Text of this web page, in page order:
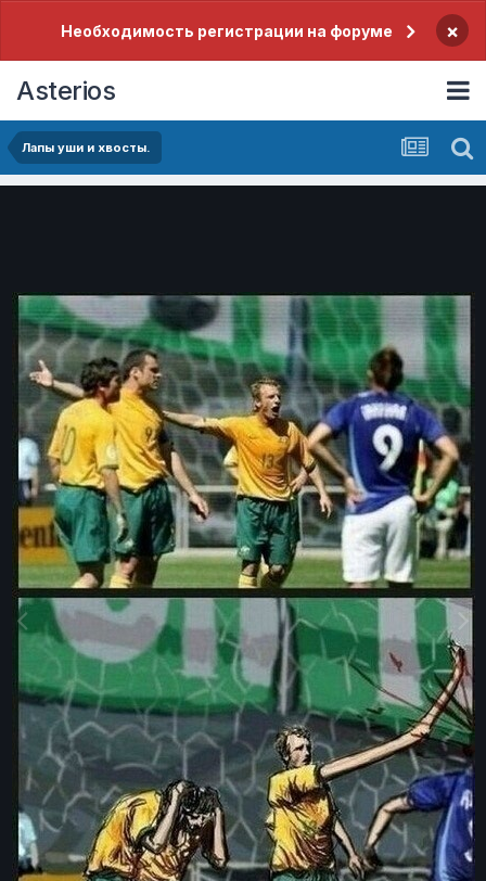
Необходимость регистрации на форуме ×
Asterios
Лапы уши и хвосты.